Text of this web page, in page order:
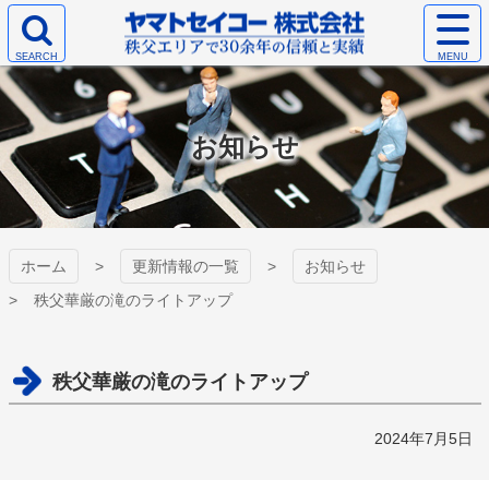
コ
テ
ン
ツ
本
文
へ
ス
お知らせ
ホーム 更新情報の一覧
お知らせ
秩父華厳の滝のライトアップ
秩父華厳の滝のライトアップ
2024年7月5日
ヤマトセイコー
株式会社
検
エ
リ
ア
を
開
く
サ
イ
ト
メ
ニ
ュ
ー
を
開
く